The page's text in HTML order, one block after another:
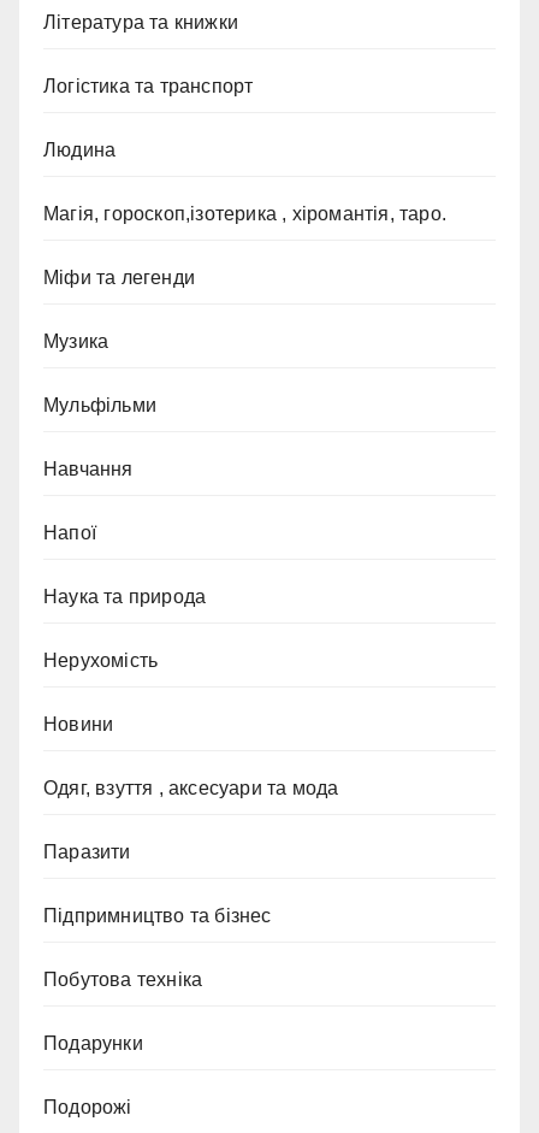
Література та книжки
Логістика та транспорт
Людина
Магія, гороскоп,ізотерика , хіромантія, таро.
Міфи та легенди
Музика
Мульфільми
Навчання
Напої
Наука та природа
Нерухомість
Новини
Одяг, взуття , аксесуари та мода
Паразити
Підпримництво та бізнес
Побутова техніка
Подарунки
Подорожі